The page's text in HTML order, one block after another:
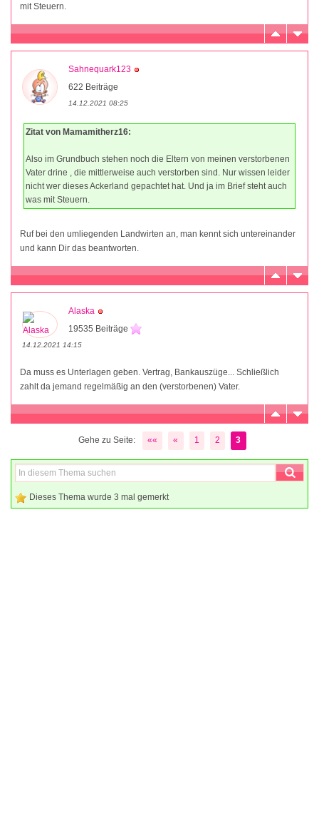
mit Steuern.
Sahnequark123
622 Beiträge
14.12.2021 08:25
Zitat von Mamamitherz16:
Also im Grundbuch stehen noch die Eltern von meinen verstorbenen
Vater drine , die mittlerweise auch verstorben sind. Nur wissen leider
nicht wer dieses Ackerland gepachtet hat. Und ja im Brief steht auch
was mit Steuern.
Ruf bei den umliegenden Landwirten an, man kennt sich untereinander
und kann Dir das beantworten.
Alaska
19535 Beiträge
14.12.2021 14:15
Da muss es Unterlagen geben. Vertrag, Bankauszüge... Schließlich
zahlt da jemand regelmäßig an den (verstorbenen) Vater.
Gehe zu Seite: «« « 1 2 3
Dieses Thema wurde 3 mal gemerkt